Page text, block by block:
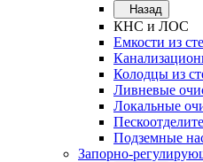
Назад
КНС и ЛОС
Емкости из
Колодцы из
Ливневые
Локальные
Подземные
Запорно-